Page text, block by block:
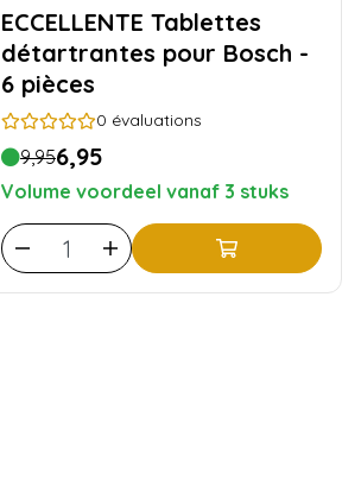
ECCELLENTE Tablettes
détartrantes pour Bosch -
6 pièces
0 évaluations
9,956,95
Volume voordeel vanaf 3 stuks